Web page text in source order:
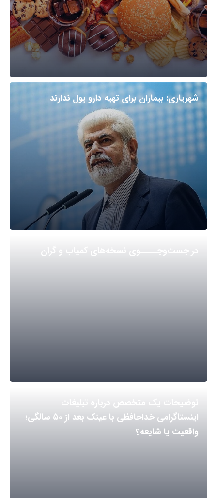
شهریاری: بیماران برای تهیه دارو پول ندارند
در جست‌وجـــــوی نسخه‌های کمیاب و گران
توضیحات یک متخصص درباره تبلیغات
اینستاگرامی خداحافظی با عینک بعد از ۵۰ سالگی؛
واقعیت یا شایعه؟